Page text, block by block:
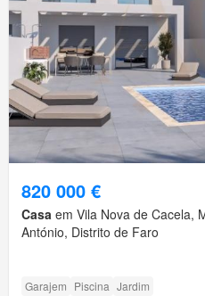
820 000 €
Casa em Vila Nova de Cacela,
António, Distrito de Faro
Garajem Piscina Jardim